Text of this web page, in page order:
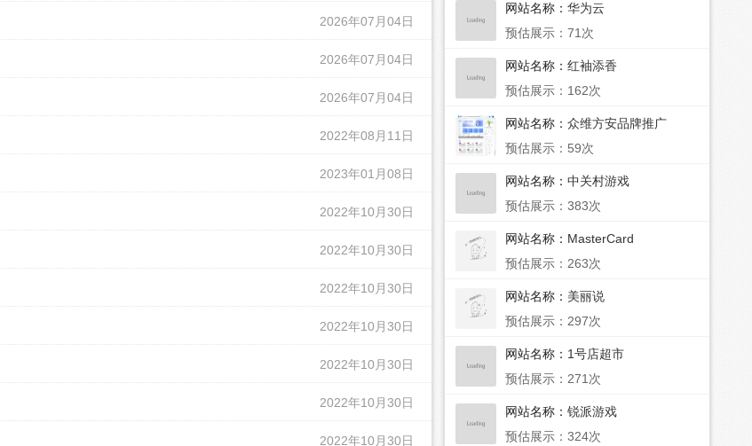
2026年07月04日
2026年07月04日
2026年07月04日
2022年08月11日
2023年01月08日
2022年10月30日
2022年10月30日
2022年10月30日
2022年10月30日
2022年10月30日
2022年10月30日
2022年10月30日
网站名称： 华为云
预估展示：71次
网站名称： 红袖添香
预估展示：162次
网站名称： 众维方安品牌推广
预估展示：59次
网站名称： 中关村游戏
预估展示：383次
网站名称： MasterCard
预估展示：263次
网站名称： 美丽说
预估展示：297次
网站名称： 1号店超市
预估展示：271次
网站名称： 锐派游戏
预估展示：324次